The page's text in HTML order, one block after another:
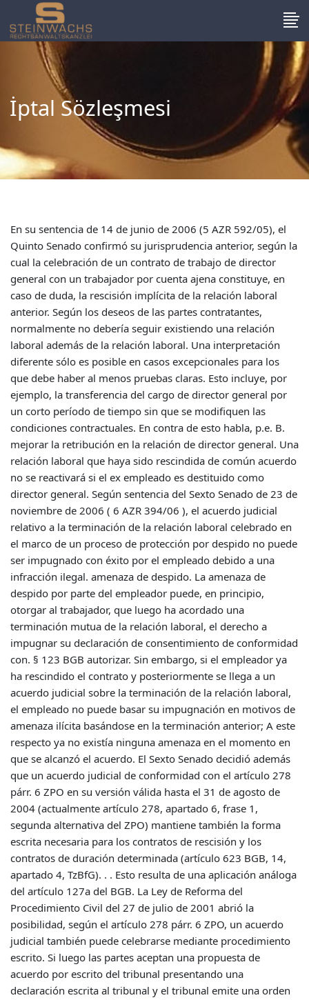
İptal Sözleşmesi
En su sentencia de 14 de junio de 2006 (5 AZR 592/05), el
Quinto Senado confirmó su jurisprudencia anterior, según la
cual la celebración de un contrato de trabajo de director
general con un trabajador por cuenta ajena constituye, en
caso de duda, la rescisión implícita de la relación laboral
anterior. Según los deseos de las partes contratantes,
normalmente no debería seguir existiendo una relación
laboral además de la relación laboral. Una interpretación
diferente sólo es posible en casos excepcionales para los
que debe haber al menos pruebas claras. Esto incluye, por
ejemplo, la transferencia del cargo de director general por
un corto período de tiempo sin que se modifiquen las
condiciones contractuales. En contra de esto habla, p.e. B.
mejorar la retribución en la relación de director general. Una
relación laboral que haya sido rescindida de común acuerdo
no se reactivará si el ex empleado es destituido como
director general. Según sentencia del Sexto Senado de 23 de
noviembre de 2006 ( 6 AZR 394/06 ), el acuerdo judicial
relativo a la terminación de la relación laboral celebrado en
el marco de un proceso de protección por despido no puede
ser impugnado con éxito por el empleado debido a una
infracción ilegal. amenaza de despido. La amenaza de
despido por parte del empleador puede, en principio,
otorgar al trabajador, que luego ha acordado una
terminación mutua de la relación laboral, el derecho a
impugnar su declaración de consentimiento de conformidad
con. § 123 BGB autorizar. Sin embargo, si el empleador ya
ha rescindido el contrato y posteriormente se llega a un
acuerdo judicial sobre la terminación de la relación laboral,
el empleado no puede basar su impugnación en motivos de
amenaza ilícita basándose en la terminación anterior; A este
respecto ya no existía ninguna amenaza en el momento en
que se alcanzó el acuerdo. El Sexto Senado decidió además
que un acuerdo judicial de conformidad con el artículo 278
párr. 6 ZPO en su versión válida hasta el 31 de agosto de
2004 (actualmente artículo 278, apartado 6, frase 1,
segunda alternativa del ZPO) mantiene también la forma
escrita necesaria para los contratos de rescisión y los
contratos de duración determinada (artículo 623 BGB, 14,
apartado 4, TzBfG). . . Esto resulta de una aplicación análoga
del artículo 127a del BGB. La Ley de Reforma del
Procedimiento Civil del 27 de julio de 2001 abrió la
posibilidad, según el artículo 278 párr. 6 ZPO, un acuerdo
judicial también puede celebrarse mediante procedimiento
escrito. Si luego las partes aceptan una propuesta de
acuerdo por escrito del tribunal presentando una
declaración escrita al tribunal y el tribunal emite una orden